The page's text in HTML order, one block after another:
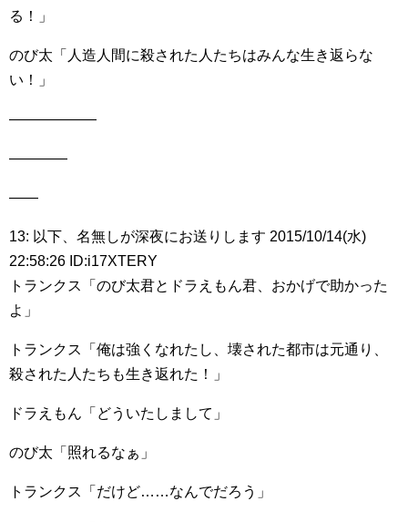
る！」
のび太「人造人間に殺された人たちはみんな生き返らな
い！」
――――――
――――
――
13: 以下、名無しが深夜にお送りします 2015/10/14(水)
22:58:26 ID:i17XTERY
トランクス「のび太君とドラえもん君、おかげで助かった
よ」
トランクス「俺は強くなれたし、壊された都市は元通り、
殺された人たちも生き返れた！」
ドラえもん「どういたしまして」
のび太「照れるなぁ」
トランクス「だけど……なんでだろう」